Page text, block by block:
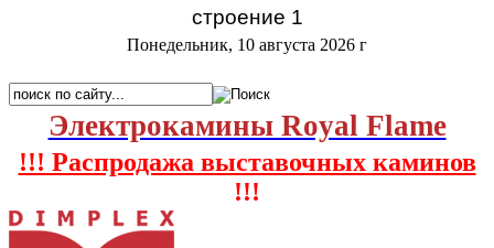
строение 1
Понедельник, 10 августа 2026 г
Электрокамины Royal Flame
!!! Распродажа выставочных каминов
!!!